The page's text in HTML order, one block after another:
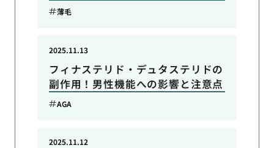
薄毛
フィナステリド・デュタステリドの
副作用！男性機能への影響と注意点
2025.11.13
AGA
2025.11.12